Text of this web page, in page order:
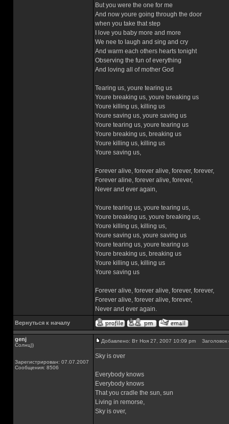
But you were the one for me
And now youre going through the door
when you take that step
I love you baby more and more
We nee to laugh and sing and cry
And warm each others hearts tonight
Observing the fun of everything
And loving all of mother God
Tearing us, youre tearing us
Youre breaking us, youre breaking us
Youre killing us, killing us
Youre saving us, youre saving us
Youre tearing us, youre tearing us
Youre breaking us, breaking us
Youre killing us, killing us
Youre saving us,
Forever alive, forever alive, forever, forever,
Forever aline, forever alive, forever,
Never and ever again,
Youre tearing us, youre tearing us,
Youre breaking us, youre breaking us,
Youre killing us, killing us,
Youre saving us, youre saving us
Youre tearing us, youre tearing us
Youre breaking us, breaking us
Youre killing us, killing us
Youre saving us
Forever alive, forever alive, forever, forever,
Forever alive, forever alive, forever,
Never and ever again.
Вернуться к началу
genj
Солнц))
Зарегистрирован: 07.07.2007
Сообщения: 8506
Добавлено: Вт Ноя 27, 2007 10:09 pm Заголовок
Sky is over
Everybody knows
Everybody knows
That you cradle the sun, sun
Living in remorse,
Sky is over,